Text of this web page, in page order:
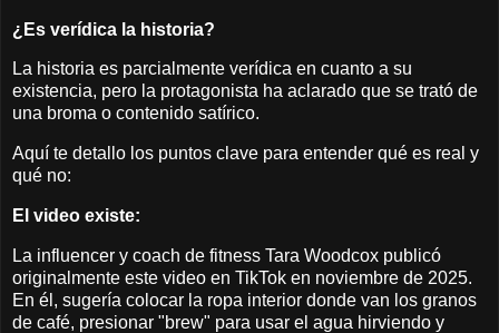
¿Es verídica la historia?
La historia es parcialmente verídica en cuanto a su
existencia, pero la protagonista ha aclarado que se trató de
una broma o contenido satírico.
Aquí te detallo los puntos clave para entender qué es real y
qué no:
El video existe:
La influencer y coach de fitness Tara Woodcox publicó
originalmente este video en TikTok en noviembre de 2025.
En él, sugería colocar la ropa interior donde van los granos
de café, presionar "brew" para usar el agua hirviendo y